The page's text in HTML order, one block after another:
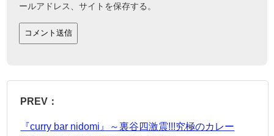
ールアドレス、サイトを保存する。
PREV：
『curry bar nidomi』～裏谷四激震!!!究極のカレー